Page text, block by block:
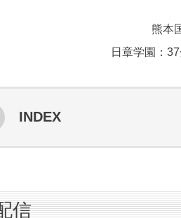
熊本
日章学園：
INDEX
ライブ配信
ハイライト
信